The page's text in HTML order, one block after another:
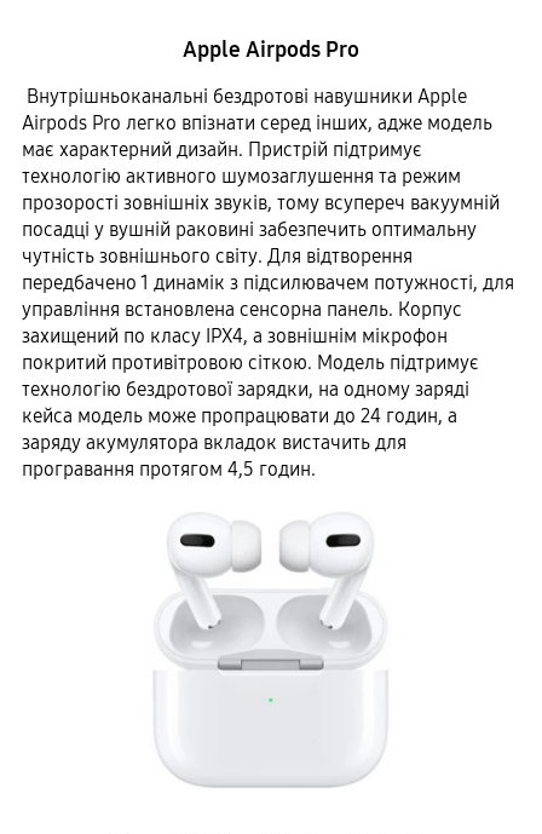
Apple Airpods Pro
Внутрішньоканальні бездротові навушники Apple
Airpods Pro легко впізнати серед інших, адже модель
має характерний дизайн. Пристрій підтримує
технологію активного шумозаглушення та режим
прозорості зовнішніх звуків, тому всупереч вакуумній
посадці у вушній раковині забезпечить оптимальну
чутність зовнішнього світу. Для відтворення
передбачено 1 динамік з підсилювачем потужності, для
управління встановлена сенсорна панель. Корпус
захищений по класу IPX4, а зовнішнім мікрофон
покритий противітровою сіткою. Модель підтримує
технологію бездротової зарядки, на одному заряді
кейса модель може пропрацювати до 24 годин, а
заряду акумулятора вкладок вистачить для
програвання протягом 4,5 годин.